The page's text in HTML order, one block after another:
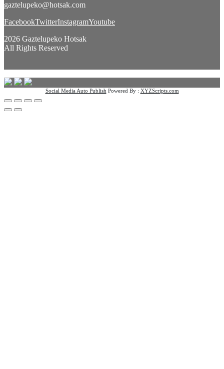
gaztelupeko@hotsak.com
FacebookTwitterInstagramYoutube
2026 Gaztelupeko Hotsak
All Rights Reserved
Social Media Auto PublishPowered By : XYZScripts.com